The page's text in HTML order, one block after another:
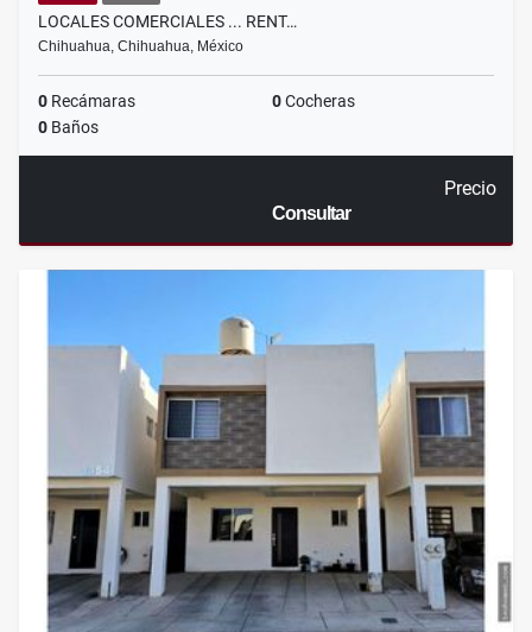
LOCALES COMERCIALES ... RENT…
Chihuahua, Chihuahua, México
0 Recámaras 0Cocheras
0 Baños
Precio
Consultar